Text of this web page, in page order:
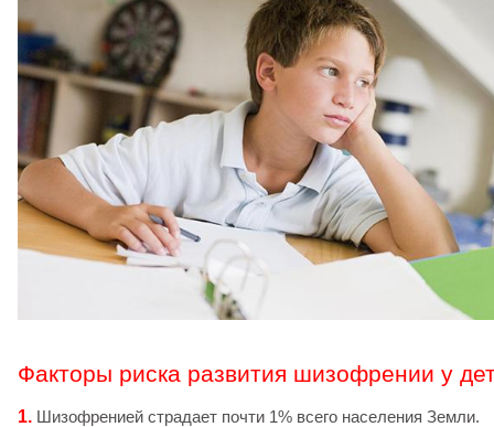
Факторы риска развития шизофрении у
1. Шизофренией страдает почти 1% всего населения Земли.